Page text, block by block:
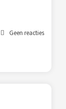
Geen reacties